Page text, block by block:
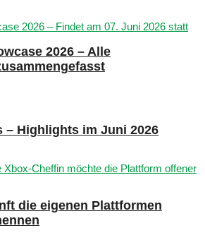
2026 – Alle
– Highlights im Juni 2026
die eigenen Plattformen